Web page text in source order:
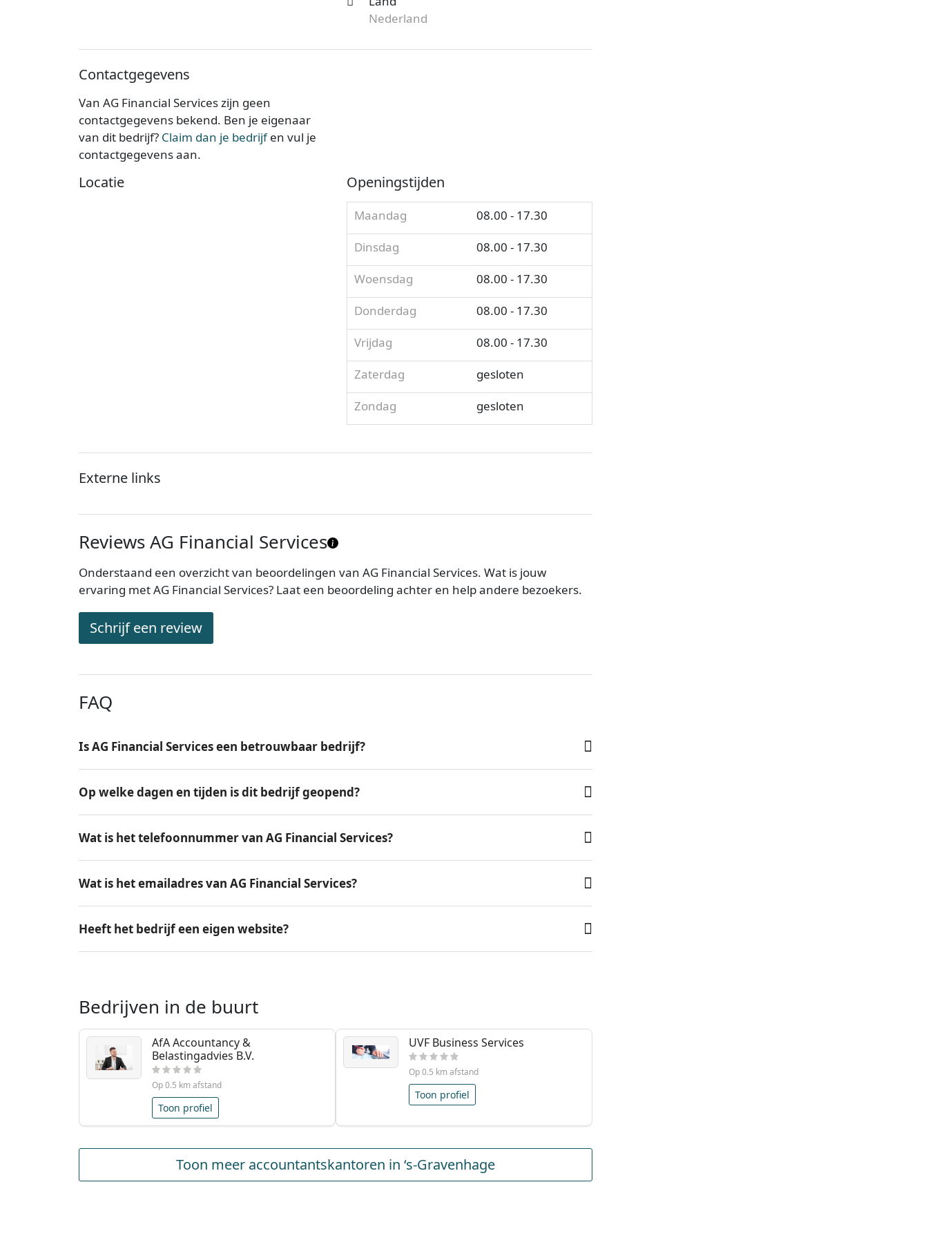
Nederland
Contactgegevens
Van AG Financial Services zijn geen
contactgegevens bekend. Ben je eigenaar
van dit bedrijf? Claim dan je bedrijfen vul je
contactgegevens aan.
Locatie Openingstijden
Maandag
08.00 - 17.30
Dinsdag
08.00 - 17.30
Woensdag
08.00 - 17.30
Donderdag
08.00 - 17.30
Vrijdag
08.00 - 17.30
Zaterdag
gesloten
Zondag
gesloten
Externe links
Reviews AG Financial Services
Onderstaand een overzicht van beoordelingen van AG Financial Services. Wat is jouw
ervaring met AG Financial Services? Laat een beoordeling achter en help andere bezoekers.
Schrijf een review
FAQ
Is AG Financial Services een betrouwbaar bedrijf?
Op welke dagen en tijden is dit bedrijf geopend?
Wat is het telefoonnummer van AG Financial Services?
Wat is het emailadres van AG Financial Services?
Heeft het bedrijf een eigen website?
Bedrijven in de buurt
AfA Accountancy &
Belastingadvies B.V.
Op 0.5 km afstand
Toon profiel
UVF Business Services
Op 0.5 km afstand
Toon profiel
Toon meer accountantskantoren in ‘s-Gravenhage